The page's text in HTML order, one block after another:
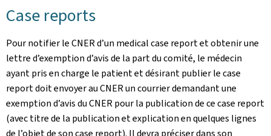
Case reports
Pour notifier le CNER d’un medical case report et obtenir une
lettre d’exemption d’avis de la part du comité, le médecin
ayant pris en charge le patient et désirant publier le case
report doit envoyer au CNER un courrier demandant une
exemption d’avis du CNER pour la publication de ce case report
(avec titre de la publication et explication en quelques lignes
de l’objet de son case report). Il devra préciser dans son